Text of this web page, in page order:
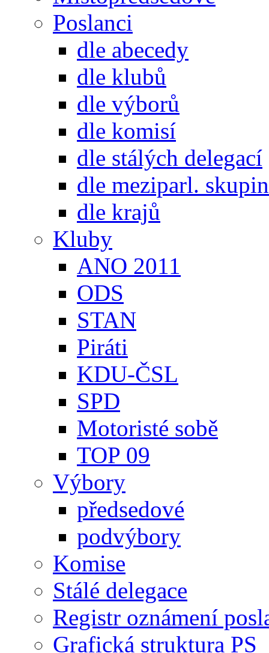
Poslanci
dle abecedy
dle klubů
dle výborů
dle komisí
dle stálých delegací
dle meziparl. skupin
dle krajů
Kluby
ANO 2011
ODS
STAN
Piráti
KDU-ČSL
SPD
Motoristé sobě
TOP 09
Výbory
předsedové
podvýbory
Komise
Stálé delegace
Registr oznámení
Grafická struktura PS